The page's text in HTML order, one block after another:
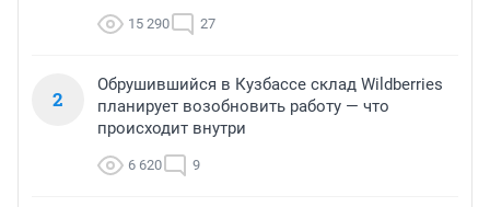
15 290 27
2
Обрушившийся в Кузбассе склад Wildberries
планирует возобновить работу — что
происходит внутри
6 620 9